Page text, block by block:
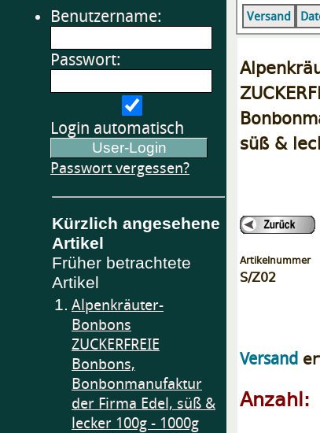
Benutzername:
Passwort:
Login automatisch
Passwort vergessen?
Kürzlich angesehene
Artikel
Früher betrachtete
Artikel
1. Alpenkräuter-
Bonbons
ZUCKERFREIE
Bonbons,
Bonbonmanufaktur
der Firma Edel, süß &
lecker 100g - 1000g
Versand
süß &
Artikelnummer
S/Z02
Versand
Anzahl: